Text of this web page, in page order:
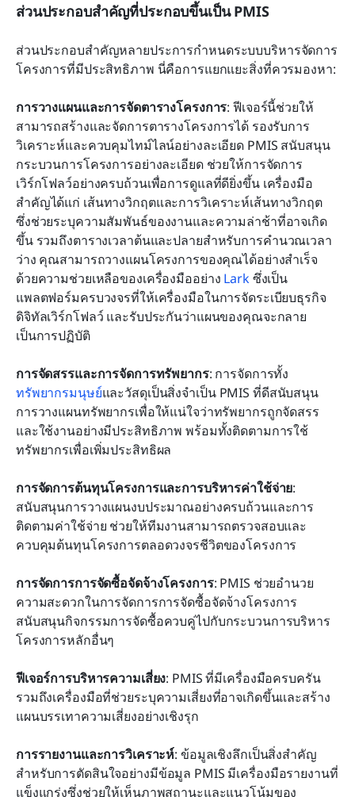
ส่วนประกอบสำคัญที่ประกอบขึ้นเป็น PMIS
ส่วนประกอบสำคัญหลายประการกำหนดระบบบริหารจัดการ
โครงการที่มีประสิทธิภาพ นี่คือการแยกแยะสิ่งที่ควรมองหา:
การวางแผนและการจัดตารางโครงการ: ฟีเจอร์นี้ช่วยให้
สามารถสร้างและจัดการตารางโครงการได้ รองรับการ
วิเคราะห์และควบคุมไทม์ไลน์อย่างละเอียด PMIS สนับสนุน
กระบวนการโครงการอย่างละเอียด ช่วยให้การจัดการ
เวิร์กโฟลว์อย่างครบถ้วนเพื่อการดูแลที่ดียิ่งขึ้น เครื่องมือ
สำคัญได้แก่ เส้นทางวิกฤตและการวิเคราะห์เส้นทางวิกฤต
ซึ่งช่วยระบุความสัมพันธ์ของงานและความล่าช้าที่อาจเกิด
ขึ้น รวมถึงตารางเวลาต้นและปลายสำหรับการคำนวณเวลา
ว่าง คุณสามารถวางแผนโครงการของคุณได้อย่างสำเร็จ
ด้วยความช่วยเหลือของเครื่องมืออย่าง Lark ซึ่งเป็น
แพลตฟอร์มครบวงจรที่ให้เครื่องมือในการจัดระเบียบธุรกิจ
ดิจิทัลเวิร์กโฟลว์ และรับประกันว่าแผนของคุณจะกลาย
เป็นการปฏิบัติ
การจัดสรรและการจัดการทรัพยากร: การจัดการทั้ง
ทรัพยากรมนุษย์และวัสดุเป็นสิ่งจำเป็น PMIS ที่ดีสนับสนุน
การวางแผนทรัพยากรเพื่อให้แน่ใจว่าทรัพยากรถูกจัดสรร
และใช้งานอย่างมีประสิทธิภาพ พร้อมทั้งติดตามการใช้
ทรัพยากรเพื่อเพิ่มประสิทธิผล
การจัดการต้นทุนโครงการและการบริหารค่าใช้จ่าย:
สนับสนุนการวางแผนงบประมาณอย่างครบถ้วนและการ
ติดตามค่าใช้จ่าย ช่วยให้ทีมงานสามารถตรวจสอบและ
ควบคุมต้นทุนโครงการตลอดวงจรชีวิตของโครงการ
การจัดการการจัดซื้อจัดจ้างโครงการ: PMIS ช่วยอำนวย
ความสะดวกในการจัดการการจัดซื้อจัดจ้างโครงการ
สนับสนุนกิจกรรมการจัดซื้อควบคู่ไปกับกระบวนการบริหาร
โครงการหลักอื่นๆ
ฟีเจอร์การบริหารความเสี่ยง: PMIS ที่มีเครื่องมือครบครัน
รวมถึงเครื่องมือที่ช่วยระบุความเสี่ยงที่อาจเกิดขึ้นและสร้าง
แผนบรรเทาความเสี่ยงอย่างเชิงรุก
การรายงานและการวิเคราะห์: ข้อมูลเชิงลึกเป็นสิ่งสำคัญ
สำหรับการตัดสินใจอย่างมีข้อมูล PMIS มีเครื่องมือรายงานที่
แข็งแกร่งซึ่งช่วยให้เห็นภาพสถานะและแนวโน้มของ